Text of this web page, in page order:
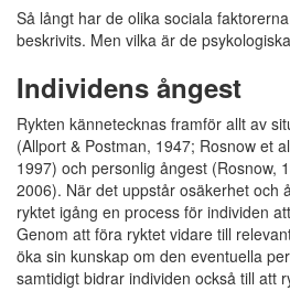
Så långt har de olika sociala
beskrivits. Men vilka är de
Individens ångest
Rykten kännetecknas framför allt av
(Allport & Postman, 1947; Rosnow et
1997) och personlig ångest (Rosnow,
2006). När det uppstår osäkerhet och
ryktet igång en process för individen
Genom att föra ryktet vidare till
öka sin kunskap om den eventuella
samtidigt bidrar individen också till att